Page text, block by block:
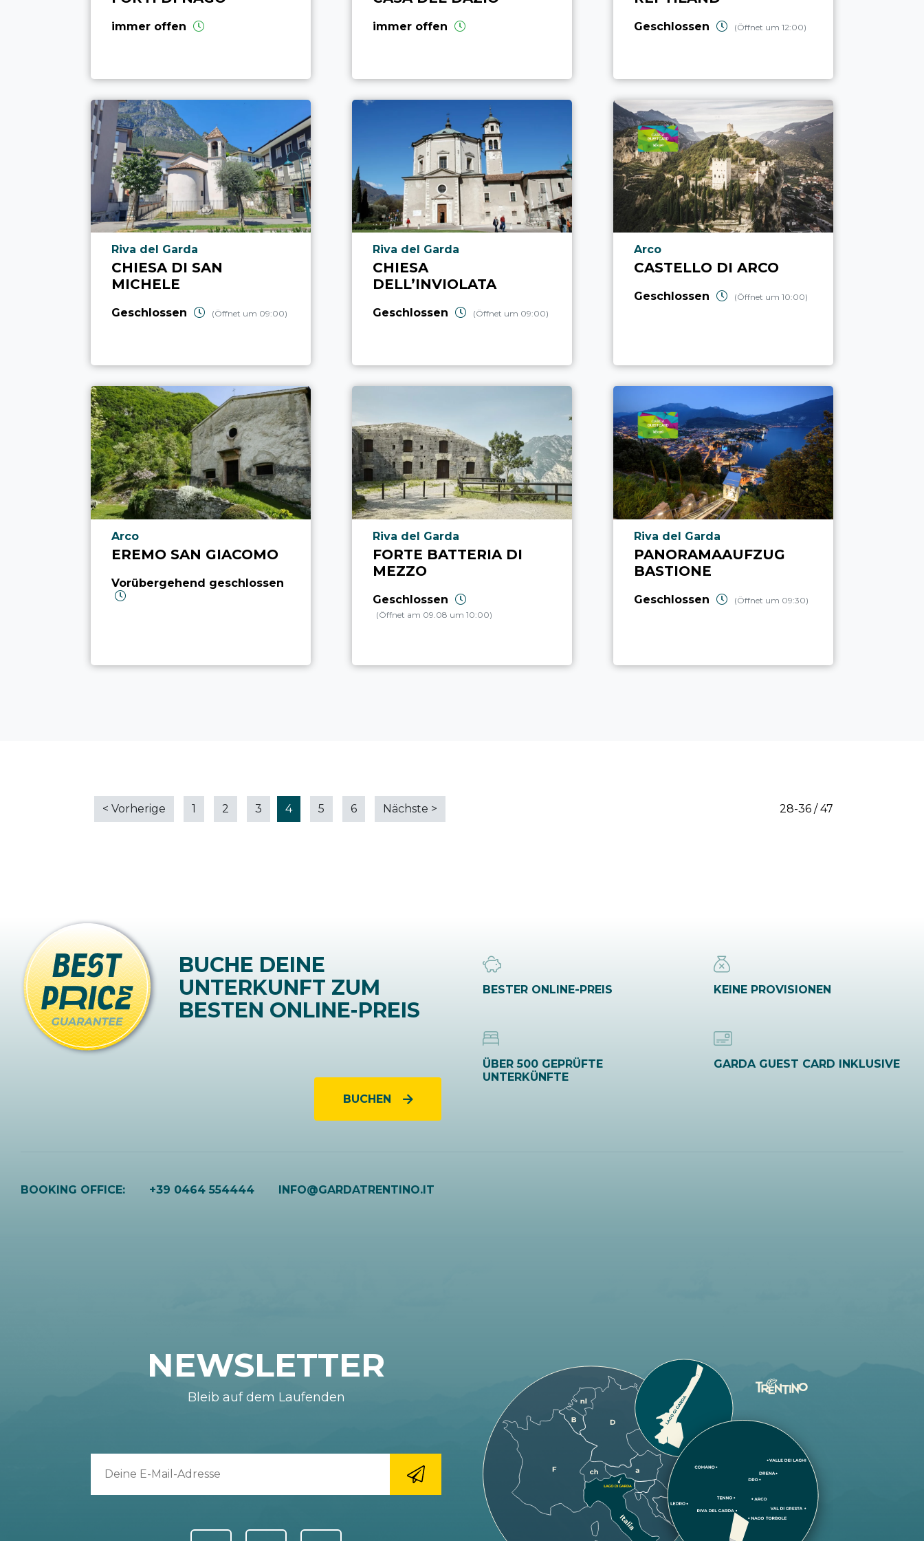
immer offen immer offen Geschlossen (Öffnet um 12:00)
aria.poi_location_prefix
Riva del Garda
CHIESA DI SAN
MICHELE
Geschlossen (Öffnet um 09:00)
aria.poi_location_prefix
Riva del Garda
CHIESA
DELL’INVIOLATA
Geschlossen (Öffnet um 09:00)
aria.poi_location_prefix
Arco
CASTELLO DI ARCO
Geschlossen (Öffnet um 10:00)
aria.poi_location_prefix
Arco
EREMO SAN GIACOMO
Vorübergehend geschlossen
aria.poi_location_prefix
Riva del Garda
FORTE BATTERIA DI
MEZZO
Geschlossen
(Öffnet am 09.08 um 10:00)
aria.poi_location_prefix
Riva del Garda
PANORAMAAUFZUG
BASTIONE
Geschlossen (Öffnet um 09:30)
28-36 / 47
< Vorherige 1 2 3 4 5 6 Nächste >
BUCHE DEINE
UNTERKUNFT ZUM
BESTEN ONLINE-PREIS
BUCHEN
BESTER ONLINE-PREIS KEINE PROVISIONEN
ÜBER 500 GEPRÜFTE
UNTERKÜNFTE
GARDA GUEST CARD INKLUSIVE
BOOKING OFFICE: +39 0464 554444 INFO@GARDATRENTINO.IT
NEWSLETTER
Bleib auf dem Laufenden